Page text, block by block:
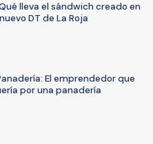
lleva el sándwich creado en
DT de La Roja
El emprendedor que
por una panadería